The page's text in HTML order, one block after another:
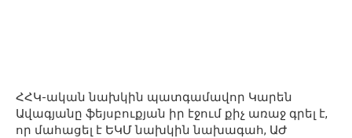
ՀՀԿ-ական նախկին պատգամավոր Կարեն
Ավագյանը ֆեյսբուքյան իր էջում քիչ առաջ գրել է,
որ մահացել է ԵԿՄ նախկին նախագահ, ԱԺ